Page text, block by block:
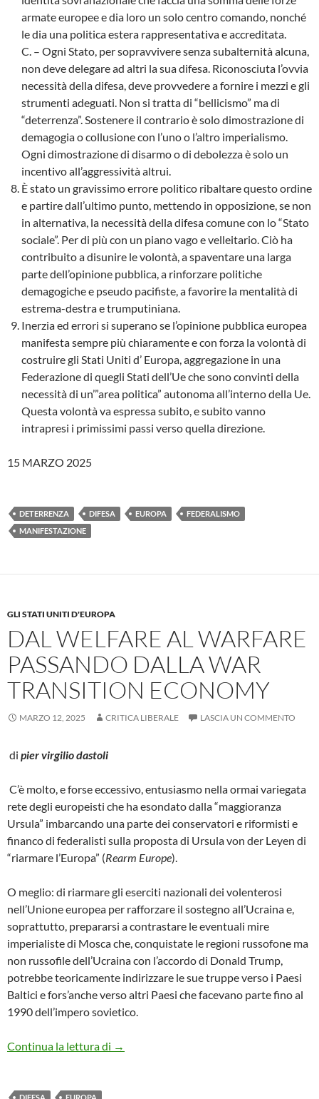
armate europee e dia loro un solo centro comando, nonché
le dia una politica estera rappresentativa e accreditata.
C. – Ogni Stato, per sopravvivere senza subalternità alcuna,
non deve delegare ad altri la sua difesa. Riconosciuta l’ovvia
necessità della difesa, deve provvedere a fornire i mezzi e gli
strumenti adeguati. Non si tratta di “bellicismo” ma di
“deterrenza”. Sostenere il contrario è solo dimostrazione di
demagogia o collusione con l’uno o l’altro imperialismo.
Ogni dimostrazione di disarmo o di debolezza è solo un
incentivo all’aggressività altrui.
È stato un gravissimo errore politico ribaltare questo ordine
e partire dall’ultimo punto, mettendo in opposizione, se non
in alternativa, la necessità della difesa comune con lo “Stato
sociale”. Per di più con un piano vago e velleitario. Ciò ha
contribuito a disunire le volontà, a spaventare una larga
parte dell’opinione pubblica, a rinforzare politiche
demagogiche e pseudo pacifiste, a favorire la mentalità di
estrema-destra e trumputiniana.
Inerzia ed errori si superano se l’opinione pubblica europea
manifesta sempre più chiaramente e con forza la volontà di
costruire gli Stati Uniti d’ Europa, aggregazione in una
Federazione di quegli Stati dell’Ue che sono convinti della
necessità di un’”area politica” autonoma all’interno della Ue.
Questa volontà va espressa subito, e subito vanno
intrapresi i primissimi passi verso quella direzione.
15 MARZO 2025
DETERRENZA DIFESA EUROPA
FEDERALISMO
MANIFESTAZIONE
GLI STATI UNITI D'EUROPA
DAL WELFARE AL WARFARE
PASSANDO DALLA WAR
TRANSITION ECONOMY
MARZO 12, 2025 CRITICA LIBERALE LASCIA UN COMMENTO
di pier virgilio dastoli
C’è molto, e forse eccessivo, entusiasmo nella ormai variegata
rete degli europeisti che ha esondato dalla “maggioranza
Ursula” imbarcando una parte dei conservatori e riformisti e
financo di federalisti sulla proposta di Ursula von der Leyen di
“riarmare l’Europa” (Rearm Europe).
O meglio: di riarmare gli eserciti nazionali dei volenterosi
nell’Unione europea per rafforzare il sostegno all’Ucraina e,
soprattutto, prepararsi a contrastare le eventuali mire
imperialiste di Mosca che, conquistate le regioni russofone ma
non russofile dell’Ucraina con l’accordo di Donald Trump,
potrebbe teoricamente indirizzare le sue truppe verso i Paesi
Baltici e fors’anche verso altri Paesi che facevano parte fino al
1990 dell’impero sovietico.
Continua la lettura di Dal welfare al warfare passando dalla
→
DIFESA EUROPA